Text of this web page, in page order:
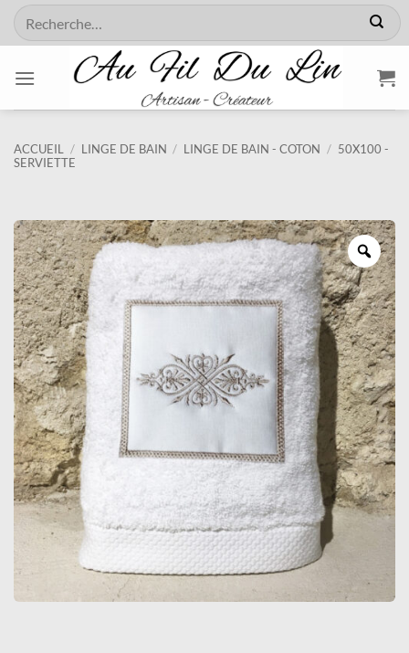
Passer
Recherche
pour :
ACCUEIL / LINGE DE BAIN / LINGE DE BAIN - COTON / 50X100 -
SERVIETTE